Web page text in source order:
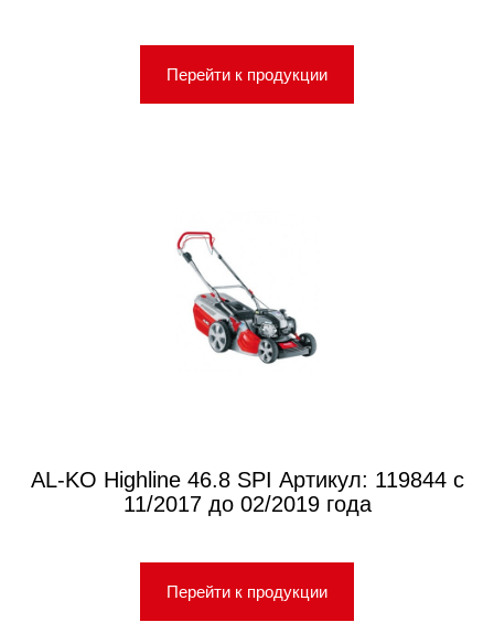
Перейти к продукции
AL-KO Highline 46.8 SPI Артикул: 119844 с
11/2017 до 02/2019 года
Перейти к продукции